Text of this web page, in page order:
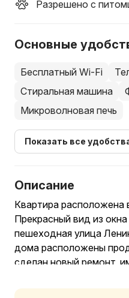
Разрешено с
Основные
Бесплатный Wi-Fi
Стиральная машина
Микроволновая печь
Показать все
Описание
Квартира расположена
Прекрасный вид из
пешеходная улица
дома расположены
сделан новый ремонт,
также зависит от